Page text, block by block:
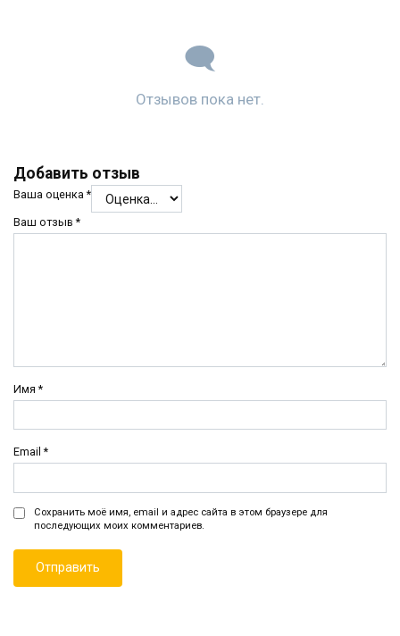
Отзывов пока нет.
Добавить отзыв
Ваша оценка*
Ваш отзыв*
Имя*
Email*
Сохранить моё имя, email и адрес сайта в этом браузере для
последующих моих комментариев.